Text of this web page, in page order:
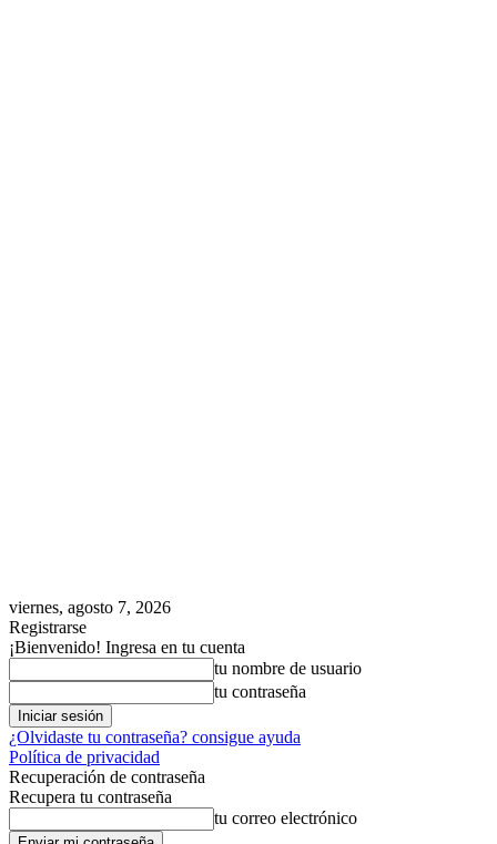
viernes, agosto 7, 2026
Registrarse
¡Bienvenido! Ingresa en tu cuenta
tu nombre de usuario
tu contraseña
¿Olvidaste tu contraseña? consigue ayuda
Política de privacidad
Recuperación de contraseña
Recupera tu contraseña
tu correo electrónico